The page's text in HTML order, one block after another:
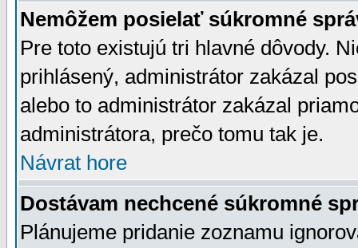
Nemôžem posielať súkromné
Pre toto existujú tri hlavné dôvody.
prihlásený, administrátor zakázal
alebo to administrátor zakázal
administrátora, prečo tomu tak je.
Návrat hore
Dostávam nechcené súkromné
Plánujeme pridanie zoznamu